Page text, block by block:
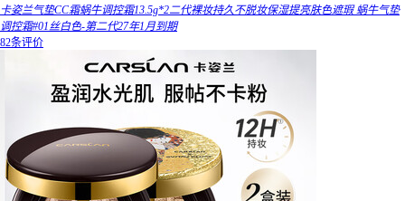
卡姿兰气垫CC霜蜗牛调控霜13.5g*2二代裸妆持久不脱妆保湿提亮肤色遮瑕 蜗牛气垫
调控霜#01丝白色-第二代27年1月到期
82条评价